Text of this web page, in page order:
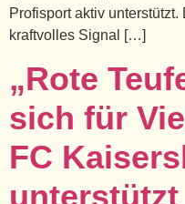
Profisport aktiv
kraftvolles Signal […]
„Rote
sich für
FC